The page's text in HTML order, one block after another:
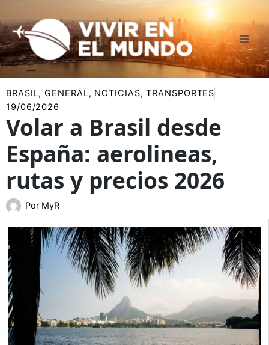
al
contenido
BRASIL,GENERAL, NOTICIAS,TRANSPORTES
19/06/2026
Volar a Brasil desde
España: aerolineas,
rutas y precios 2026
Por MyR